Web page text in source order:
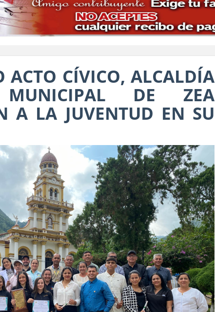
ACTO CÍVICO, ALCALDÍA
DE ZEA
A LA JUVENTUD EN SU